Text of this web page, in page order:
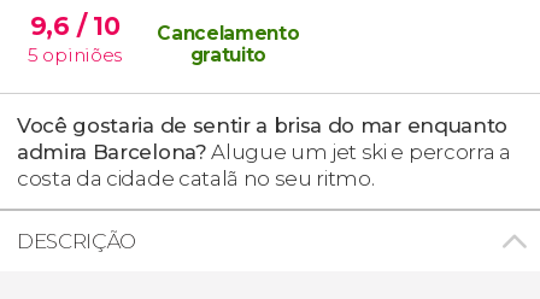
9,6 / 10
5 opiniões
Cancelamento
gratuito
Você gostaria de sentir a brisa do mar enquanto
admira Barcelona? Alugue um jet ski e percorra a
costa da cidade catalã no seu ritmo.
DESCRIÇÃO